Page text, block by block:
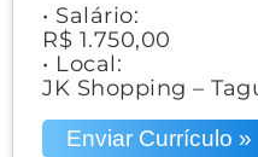
• Salário:
R$ 1.750,00
• Local:
JK Shopping –
Enviar Currículo »